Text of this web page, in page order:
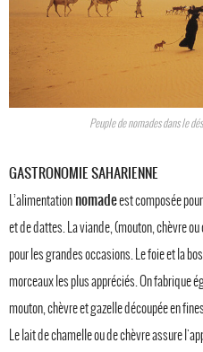
Peuple de nomades dans le
GASTRONOMIE SAHARIENNE
L’alimentation nomadeest composée
et de dattes. La viande, (mouton, chèvre
pour les grandes occasions. Le foie et la
morceaux les plus appréciés. On fabrique
mouton, chèvre et gazelle découpée en
Le lait de chamelle ou de chèvre assure